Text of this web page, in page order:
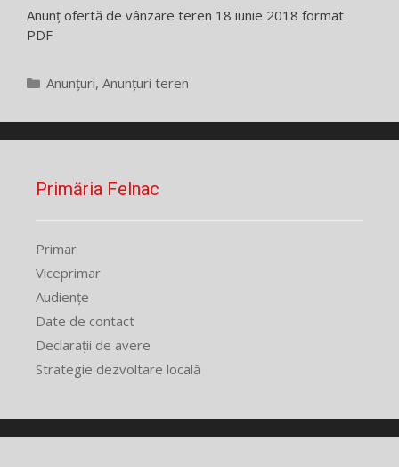
Anunț ofertă de vânzare teren 18 iunie 2018 format
PDF
Categorii
Anunțuri, Anunțuri teren
Primăria Felnac
Primar
Viceprimar
Audiențe
Date de contact
Declarații de avere
Strategie dezvoltare locală